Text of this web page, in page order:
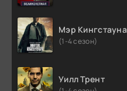
Мэр Кингстауна
(1-4 сезон)
Уилл Трент